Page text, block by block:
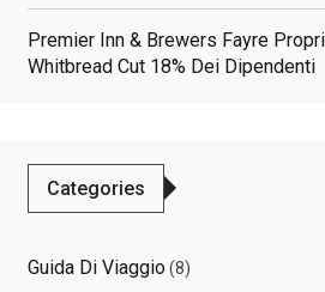
Premier Inn & Brewers Fayre
Whitbread Cut 18% Dei Dipendenti
Categories
Guida Di Viaggio(8)